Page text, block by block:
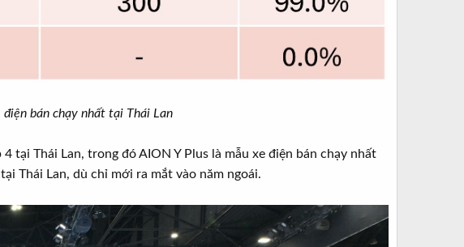
bán chạy nhất tại Thái Lan
tại Thái Lan, trong đó AION Y Plus là mẫu xe điện bán chạy nhất
Thái Lan, dù chỉ mới ra mắt vào năm ngoái.